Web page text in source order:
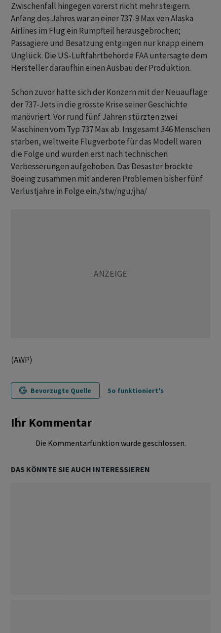
Zwischenfall hingegen vorerst nicht mehr steigern.
Anfang des Jahres war an einer 737-9 Max von Alaska
Airlines im Flug ein Rumpfteil herausgebrochen;
Passagiere und Besatzung entgingen nur knapp einem
Unglück. Die US-Luftfahrtbehörde FAA untersagte dem
Hersteller daraufhin einen Ausbau der Produktion.
Schon zuvor hatte sich der Konzern mit der Neuauflage
der 737-Jets in die grösste Krise seiner Geschichte
manövriert. Vor rund fünf Jahren stürzten zwei
Maschinen vom Typ 737 Max ab. Insgesamt 346 Menschen
starben, weltweite Flugverbote für das Modell waren
die Folge und wurden erst nach technischen
Verbesserungen aufgehoben. Das Desaster brockte
Boeing zusammen mit anderen Problemen bisher fünf
Verlustjahre in Folge ein./stw/ngu/jha/
(AWP)
Bevorzugte Quelle So funktioniert's
Ihr Kommentar
Die Kommentarfunktion wurde geschlossen.
DAS KÖNNTE SIE AUCH INTERESSIEREN